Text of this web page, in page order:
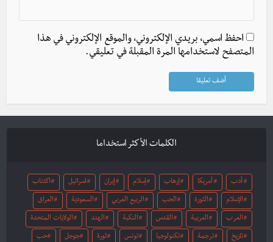
احفظ اسمي، بريدي الإلكتروني، والموقع الإلكتروني في هذا
المتصفح لاستخدامها المرة المقبلة في تعليقي.
الكلمات الأكثر استخداما
أدب أمريكا إرهاب إسلام إيران اسرائيل اكتئاب
الإسلام الثورة الحب الربيع العربي السعودية العراق
العرب العربية القدس النكبة الهند الولايات المتحدة
تاريخ ترجمة تكنولوجيا تونس ثورة جوجل حب